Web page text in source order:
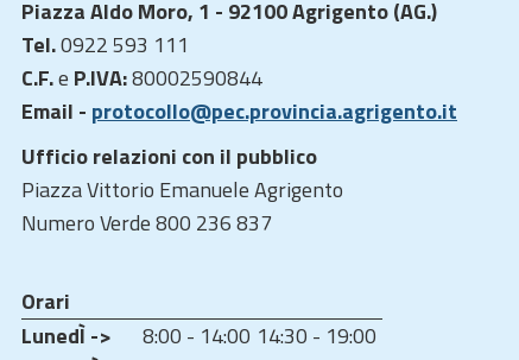
Piazza Aldo Moro, 1 - 92100 Agrigento (AG.)
Tel.0922 593 111
C.F.e P.IVA:80002590844
Email - protocollo@pec.provincia.agrigento.it
Ufficio relazioni con il pubblico
Piazza Vittorio Emanuele Agrigento
Numero Verde 800 236 837
Orari
LunedÌ ->
8:00 - 14:00 14:30 - 19:00